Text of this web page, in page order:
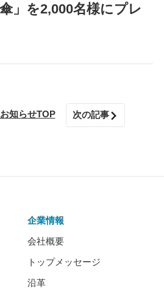
」を2,000名様にプレ
お知らせTOP 次の記事
企業情報
会社概要
トップメッセージ
沿革